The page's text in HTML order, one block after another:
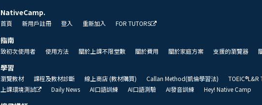
NativeCamp.
首頁 新用戶註冊 登入 重新加入 FOR TUTORS
指南
致初次使用者 使用方法 關於上課不限堂數 關於費用 關於家庭方案 支援的瀏覽器
學習
瀏覽教材 課程及教材診斷 線上商店 (教材購買) Callan Method(凱倫學習法)
TOEIC®L&R
上課環境測試
Daily News AI口語訓練 AI口語測驗 AI發音訓練 Hey! Native Camp